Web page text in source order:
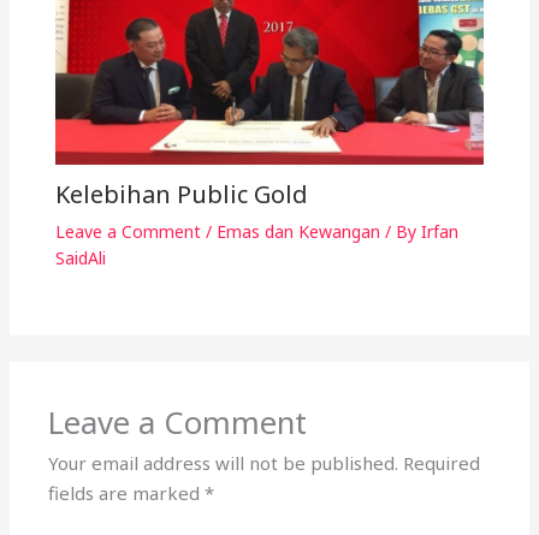
Kelebihan Public Gold
Leave a Comment / Emas dan Kewangan / By Irfan
SaidAli
Leave a Comment
Your email address will not be published. Required
fields are marked*